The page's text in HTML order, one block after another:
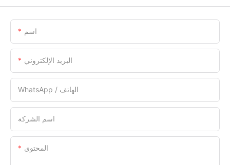
اسم
البريد الإلكتروني
WhatsApp / الهاتف
اسم الشركة
المحتوى